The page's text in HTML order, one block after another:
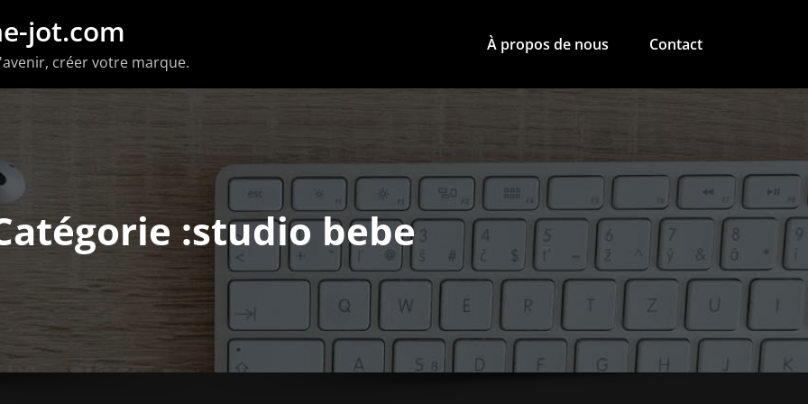
jot.com
créer votre marque.
À propos de nous Contact
:studio bebe